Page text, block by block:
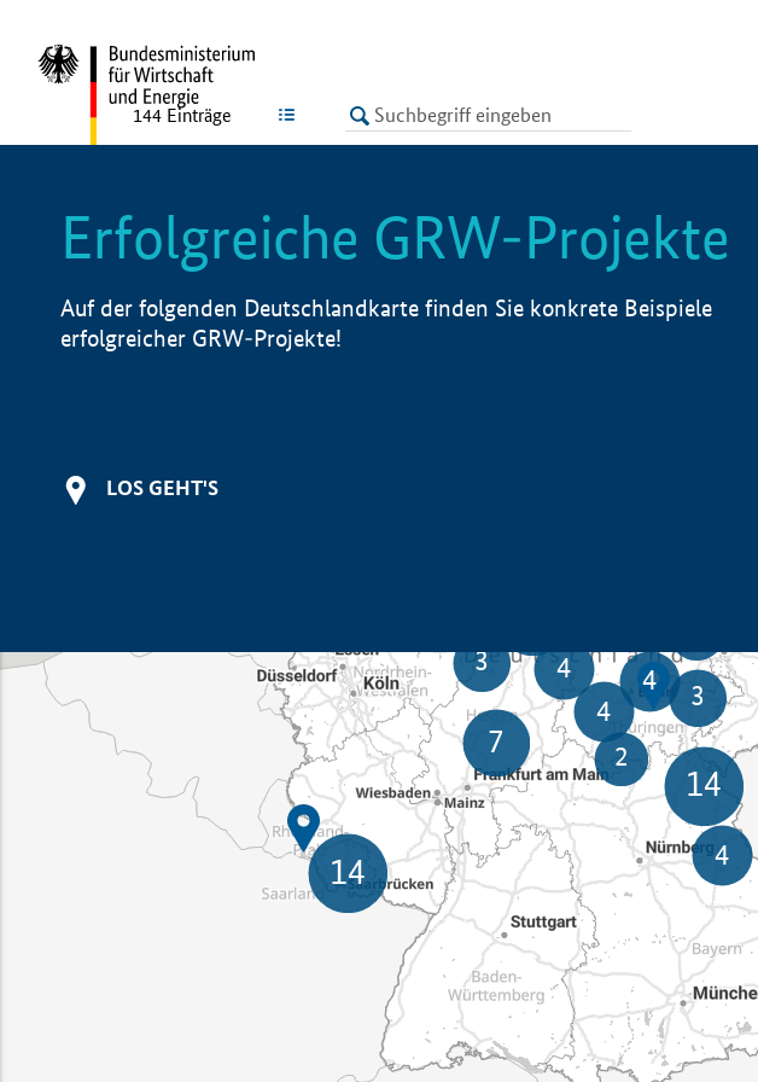
LISTE
144 Einträge
Erfolgreiche GRW-Projekte
Auf der folgenden Deutschlandkarte finden Sie konkrete Beispiele
erfolgreicher GRW-Projekte!
LOS GEHT'S